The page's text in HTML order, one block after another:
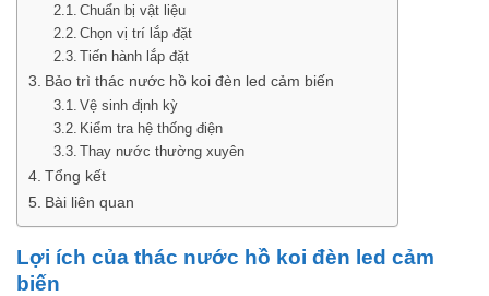
Chuẩn bị vật liệu
Chọn vị trí lắp đặt
Tiến hành lắp đặt
Bảo trì thác nước hồ koi đèn led cảm biến
Vệ sinh định kỳ
Kiểm tra hệ thống điện
Thay nước thường xuyên
Tổng kết
Bài liên quan
Lợi ích của thác nước hồ koi đèn led cảm
biến